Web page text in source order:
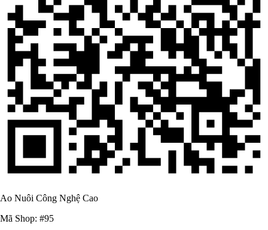
Ao Nuôi Công Nghệ Cao
Mã Shop: #95